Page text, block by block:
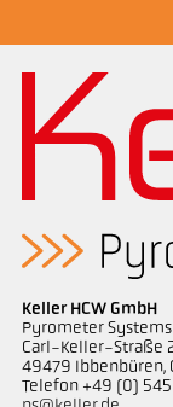
Keller HCW GmbH
Pyrometer Systems
Carl-Keller-Straße
49479 Ibbenbüren,
Telefon +49 (0)